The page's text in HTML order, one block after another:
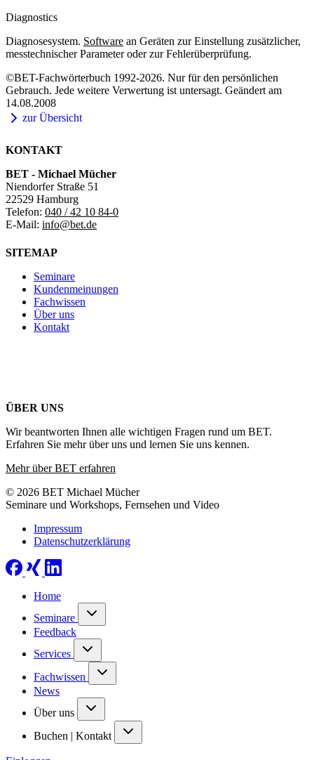
Diagnostics
Diagnosesystem. Software an Geräten zur Einstellung zusätzlicher,
messtechnischer Parameter oder zur Fehlerüberprüfung.
©BET-Fachwörterbuch 1992-2026. Nur für den persönlichen
Gebrauch. Jede weitere Verwertung ist untersagt. Geändert am
14.08.2008
zur Übersicht
KONTAKT
BET - Michael Mücher
Niendorfer Straße 51
22529 Hamburg
Telefon: 040 / 42 10 84-0
E-Mail: info@bet.de
SITEMAP
Seminare
Kundenmeinungen
Fachwissen
Über uns
Kontakt
ÜBER UNS
Wir beantworten Ihnen alle wichtigen Fragen rund um BET.
Erfahren Sie mehr über uns und lernen Sie uns kennen.
Mehr über BET erfahren
© 2026 BET Michael Mücher
Seminare und Workshops, Fernsehen und Video
Impressum
Datenschutzerklärung
Home
Seminare
Feedback
Services
Fachwissen
News
Über uns
Buchen | Kontakt